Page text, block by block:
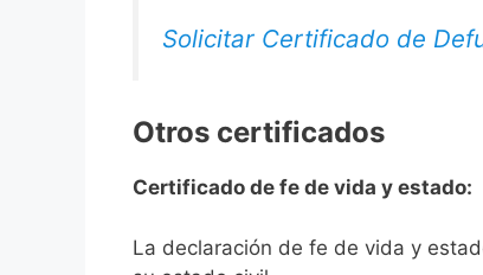
Solicitar Certificado de
Otros certificados
Certificado de fe de vida y estado:
La declaración de fe de vida y